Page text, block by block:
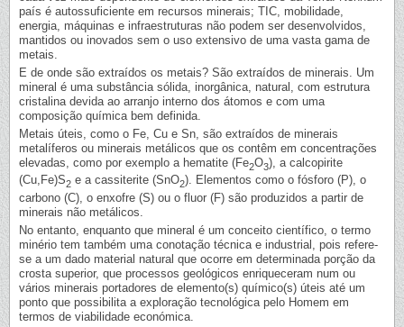
país é autossuficiente em recursos minerais; TIC, mobilidade,
energia, máquinas e infraestruturas não podem ser desenvolvidos,
mantidos ou inovados sem o uso extensivo de uma vasta gama de
metais.
E de onde são extraídos os metais? São extraídos de minerais. Um
mineral é uma substância sólida, inorgânica, natural, com estrutura
cristalina devida ao arranjo interno dos átomos e com uma
composição química bem definida.
Metais úteis, como o Fe, Cu e Sn, são extraídos de minerais
metalíferos ou minerais metálicos que os contêm em concentrações
elevadas, como por exemplo a hematite (Fe2O3), a calcopirite
(Cu,Fe)S2 e a cassiterite (SnO2). Elementos como o fósforo (P), o
carbono (C), o enxofre (S) ou o fluor (F) são produzidos a partir de
minerais não metálicos.
No entanto, enquanto que mineral é um conceito científico, o termo
minério tem também uma conotação técnica e industrial, pois refere-
se a um dado material natural que ocorre em determinada porção da
crosta superior, que processos geológicos enriqueceram num ou
vários minerais portadores de elemento(s) químico(s) úteis até um
ponto que possibilita a exploração tecnológica pelo Homem em
termos de viabilidade económica.